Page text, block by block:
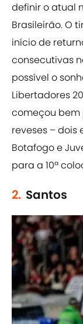
definir o atual
Brasileirão. O
início de
consecutivas
possível o
Libertadores
começou bem
reveses – dois
Botafogo e
para a 10ª
2. Santos